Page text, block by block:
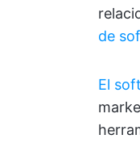
de
El